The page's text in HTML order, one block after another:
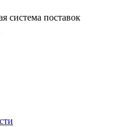
система поставок